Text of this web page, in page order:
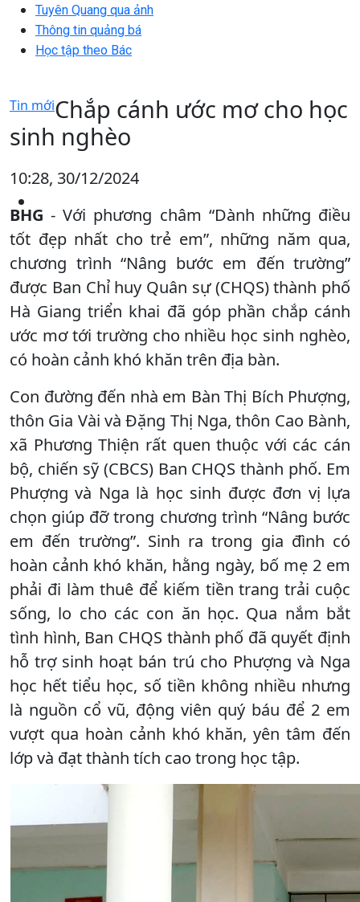
Tuyên Quang qua ảnh
Thông tin quảng bá
Học tập theo Bác
Tin mớiChắp cánh ước mơ cho học
sinh nghèo
10:28, 30/12/2024
BHG- Với phương châm “Dành những điều
tốt đẹp nhất cho trẻ em”, những năm qua,
chương trình “Nâng bước em đến trường”
được Ban Chỉ huy Quân sự (CHQS) thành phố
Hà Giang triển khai đã góp phần chắp cánh
ước mơ tới trường cho nhiều học sinh nghèo,
có hoàn cảnh khó khăn trên địa bàn.
Con đường đến nhà em Bàn Thị Bích Phượng,
thôn Gia Vài và Đặng Thị Nga, thôn Cao Bành,
xã Phương Thiện rất quen thuộc với các cán
bộ, chiến sỹ (CBCS) Ban CHQS thành phố. Em
Phượng và Nga là học sinh được đơn vị lựa
chọn giúp đỡ trong chương trình “Nâng bước
em đến trường”. Sinh ra trong gia đình có
hoàn cảnh khó khăn, hằng ngày, bố mẹ 2 em
phải đi làm thuê để kiếm tiền trang trải cuộc
sống, lo cho các con ăn học. Qua nắm bắt
tình hình, Ban CHQS thành phố đã quyết định
hỗ trợ sinh hoạt bán trú cho Phượng và Nga
học hết tiểu học, số tiền không nhiều nhưng
là nguồn cổ vũ, động viên quý báu để 2 em
vượt qua hoàn cảnh khó khăn, yên tâm đến
lớp và đạt thành tích cao trong học tập.